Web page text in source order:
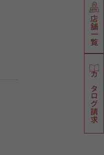
店舗一覧
カタログ請求